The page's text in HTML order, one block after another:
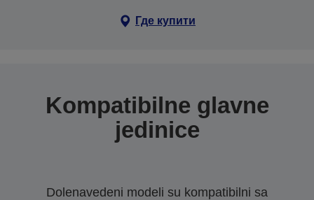
Где купити
Kompatibilne glavne
jedinice
Dolenavedeni modeli su kompatibilni sa